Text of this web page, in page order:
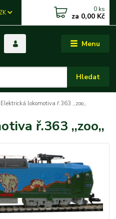
Menu
Hledat
0 ks
za 0,00 Kč
Elektrická lokomotiva ř.363 ,,zoo,,
ř.363 ,,zoo,,